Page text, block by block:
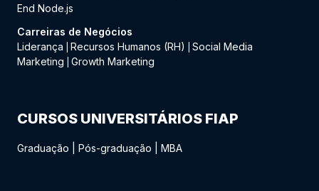
End Node.js
Carreiras de Negócios
Liderança
Recursos Humanos (RH)
Social Media
Marketing
Growth Marketing
CURSOS UNIVERSITÁRIOS FIAP
Graduação Pós-graduação MBA